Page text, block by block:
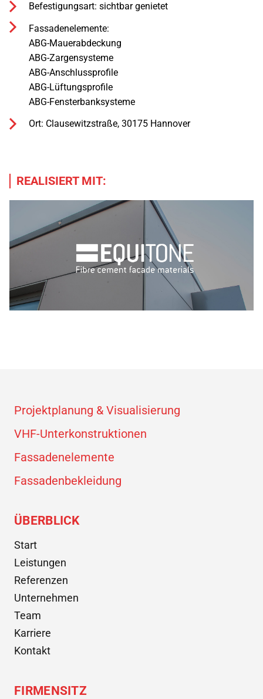
Befestigungsart: sichtbar genietet
Fassadenelemente:
ABG-Mauerabdeckung
ABG-Zargensysteme
ABG-Anschlussprofile
ABG-Lüftungsprofile
ABG-Fensterbanksysteme
Ort: Clausewitzstraße, 30175 Hannover
REALISIERT MIT:
Projektplanung & Visualisierung
VHF-Unterkonstruktionen
Fassadenelemente
Fassadenbekleidung
ÜBERBLICK
Start
Leistungen
Referenzen
Unternehmen
Team
Karriere
Kontakt
FIRMENSITZ